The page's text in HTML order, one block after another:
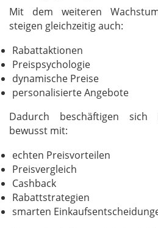
Mit dem weiteren
steigen gleichzeitig auch:
Rabattaktionen
Preispsychologie
dynamische Preise
personalisierte Angebote
Dadurch beschäftigen
bewusst mit:
echten Preisvorteilen
Preisvergleich
Cashback
Rabattstrategien
smarten